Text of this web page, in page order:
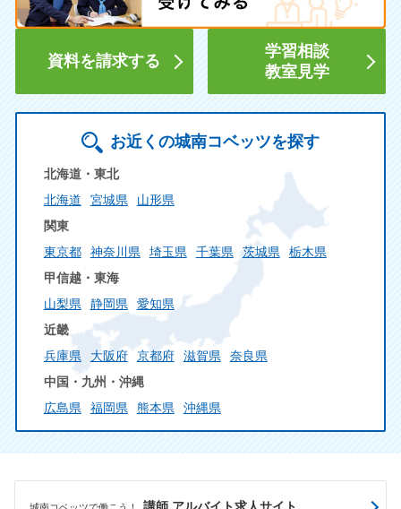
資料を請求する
学習相談
教室見学
お近くの城南コベッツを探す
北海道・東北
北海道
宮城県
山形県
関東
東京都
神奈川県 埼玉県 千葉県 茨城県
栃木県
甲信越・東海
山梨県
静岡県
愛知県
近畿
兵庫県
大阪府 京都府 滋賀県
奈良県
中国・九州・沖縄
広島県
福岡県 熊本県 沖縄県